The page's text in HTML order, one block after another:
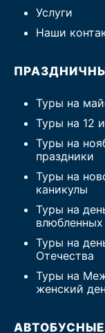
Услуги
Наши
Туры на
Туры на 12
Туры на
праздники
Туры на
каникулы
Туры на
влюбленных
Туры на
Отечества
Туры на
женский